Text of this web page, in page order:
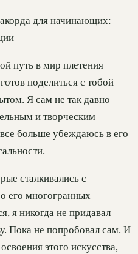
путь в мир плетения
поделиться с тобой
Я сам не так давно
и творческим
больше убеждаюсь в его
сталкивались с
его многогранных
я никогда не придавал
Пока не попробовал сам. И
этого искусства,